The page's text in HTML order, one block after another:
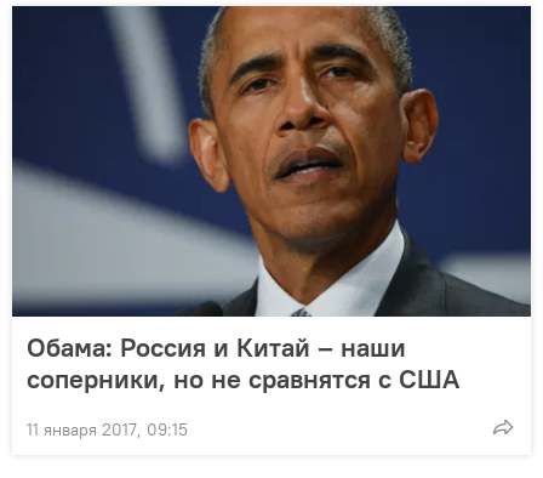
Обама: Россия и Китай – наши
соперники, но не сравнятся с США
11 января 2017, 09:15